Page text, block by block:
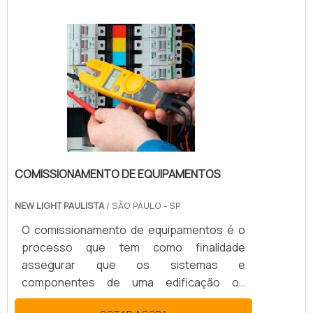
seja feito por uma empresa de
manutenção de disjuntor Siemens
renomada, por isso o contratante de fazer
uma pesquisa de mercado, para ter
certeza que a empresa tenha: Qualidade;
Bom custo benefício;.
COMISSIONAMENTO DE EQUIPAMENTOS
NEW LIGHT PAULISTA/ SÃO PAULO - SP
O comissionamento de equipamentos é o
processo que tem como finalidade
assegurar que os sistemas e
componentes de uma edificação ou
unidade industrial estejam projetados,